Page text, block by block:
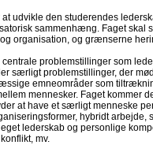
udvikle den studerendes
sammenhæng. Faget skal
organisation, og grænserne
problemstillinger som
særligt problemstillinger, der
emneområder som
mennesker. Faget kommer
at have et særligt menneske
hybridt arbejde,
lederskab og personlige
mv.